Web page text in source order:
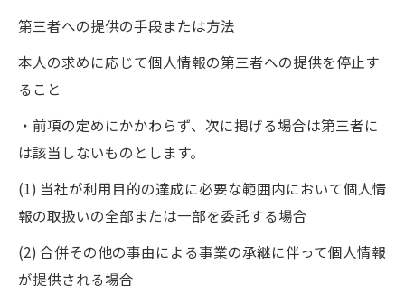
第三者への提供の手段または方法
本人の求めに応じて個人情報の第三者への提供を停止す
ること
・前項の定めにかかわらず、次に掲げる場合は第三者に
は該当しないものとします。
(1) 当社が利用目的の達成に必要な範囲内において個人情
報の取扱いの全部または一部を委託する場合
(2) 合併その他の事由による事業の承継に伴って個人情報
が提供される場合